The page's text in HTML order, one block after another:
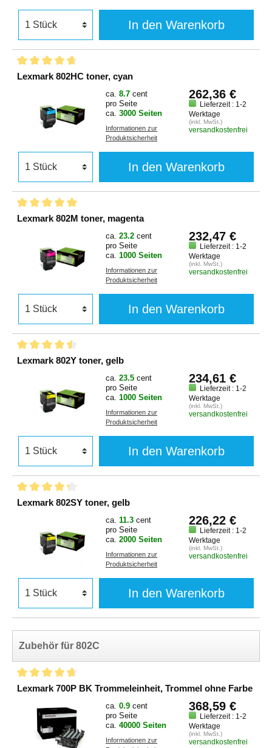
In den Warenkorb
Lexmark 802HC toner, cyan
ca. 8.7 cent
pro Seite
ca. 3000 Seiten
Informationen zur
Produktsicherheit
262,36 €
Lieferzeit : 1-2
Werktage
(inkl. MwSt.)
versandkostenfrei
In den Warenkorb
Lexmark 802M toner, magenta
ca. 23.2 cent
pro Seite
ca. 1000 Seiten
Informationen zur
Produktsicherheit
232,47 €
Lieferzeit : 1-2
Werktage
(inkl. MwSt.)
versandkostenfrei
In den Warenkorb
Lexmark 802Y toner, gelb
ca. 23.5 cent
pro Seite
ca. 1000 Seiten
Informationen zur
Produktsicherheit
234,61 €
Lieferzeit : 1-2
Werktage
(inkl. MwSt.)
versandkostenfrei
In den Warenkorb
Lexmark 802SY toner, gelb
ca. 11.3 cent
pro Seite
ca. 2000 Seiten
Informationen zur
Produktsicherheit
226,22 €
Lieferzeit : 1-2
Werktage
(inkl. MwSt.)
versandkostenfrei
In den Warenkorb
Zubehör für 802C
Lexmark 700P BK Trommeleinheit, Trommel ohne Farbe
ca. 0.9 cent
pro Seite
ca. 40000 Seiten
Informationen zur
368,59 €
Lieferzeit : 1-2
Werktage
(inkl. MwSt.)
versandkostenfrei